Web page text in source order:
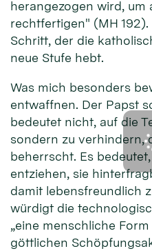
herangezogen wird, um
rechtfertigen" (MH
Schritt, der die
neue Stufe hebt.
Was mich besonders
entwaffnen. Der Papst
bedeutet nicht, auf die
sondern zu verhindern,
beherrscht. Es
entziehen, sie
damit lebensfreundlich
würdigt die
„eine menschliche
göttlichen